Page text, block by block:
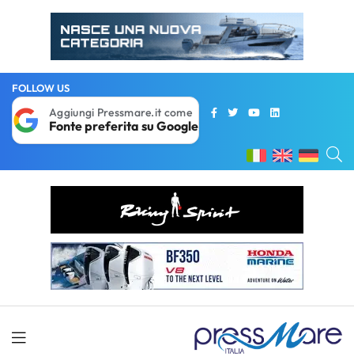
FOLLOW US
Aggiungi Pressmare.it come
Fonte preferita su Google